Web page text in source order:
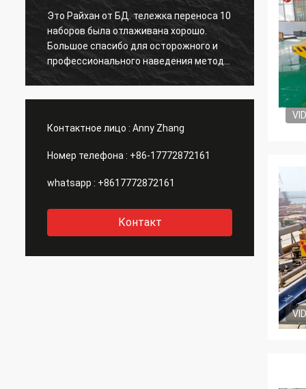
Это Райхан от БД. тележка переноса 10
наборов была отлаживана хорошо.
Большое спасибо для осторожного и
профессионального наведения метода
в нашу фабрику. Понадейтесь что все
Хи,
годе,
Контактное лицо : Anny Zhang
Номер телефона : +86-17772872161
whatsapp : +8617772872161
Контакт